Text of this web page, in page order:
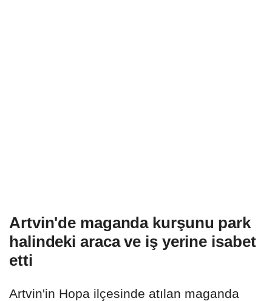
Artvin'de maganda kurşunu park
halindeki araca ve iş yerine isabet
etti
Artvin'in Hopa ilçesinde atılan maganda